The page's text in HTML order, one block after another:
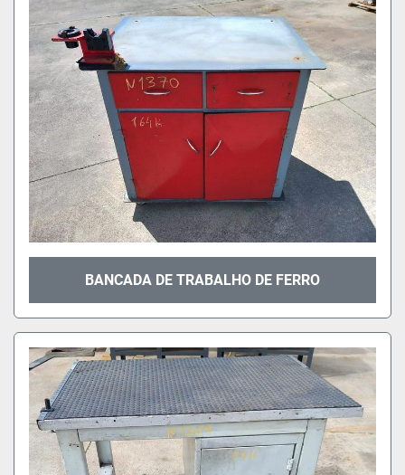
BANCADA DE TRABALHO DE FERRO